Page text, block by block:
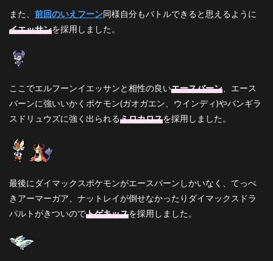
ち回
り
4.2
対フ
バナ
タス
4.3
対バ
ンギ
ラス
ドリ
ュウ
また、 前回のいえフーン同様自分もバトルできると思えるように
イエッサンを採用しました。
ここでエルフーンイエッサンと相性の良いエースバーン 、エース
バーンに強いいかくポケモン(ガオガエン、ウインディ)やバンギラ
スドリュウズに強く出られるミロカロスを採用しました。
最後にダイマックスポケモンがエースバーンしかいなく、てっぺ
きアーマーガア、ナットレイが倒せなかったりダイマックスドラ
パルトがきついのでトゲキッスを採用しました。